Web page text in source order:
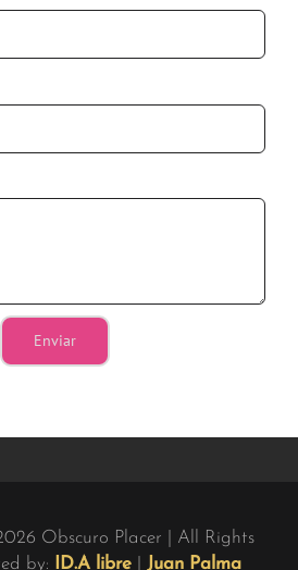
Enviar
Obscuro Placer | All Rights
by: ID.A libre| Juan Palma